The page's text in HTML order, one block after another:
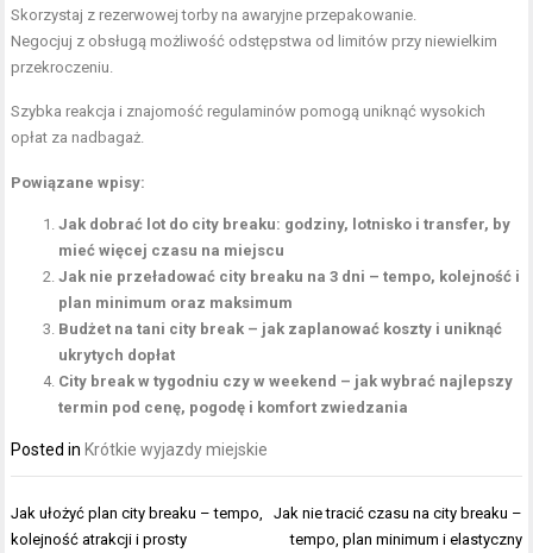
Skorzystaj z rezerwowej torby na awaryjne przepakowanie.
Negocjuj z obsługą możliwość odstępstwa od limitów przy niewielkim
przekroczeniu.
Szybka reakcja i znajomość regulaminów pomogą uniknąć wysokich
opłat za nadbagaż.
Powiązane wpisy:
Jak dobrać lot do city breaku: godziny, lotnisko i transfer, by
mieć więcej czasu na miejscu
Jak nie przeładować city breaku na 3 dni – tempo, kolejność i
plan minimum oraz maksimum
Budżet na tani city break – jak zaplanować koszty i uniknąć
ukrytych dopłat
City break w tygodniu czy w weekend – jak wybrać najlepszy
termin pod cenę, pogodę i komfort zwiedzania
Posted in Krótkie wyjazdy miejskie
Nawigacja
wpisu
Jak ułożyć plan city breaku – tempo,
kolejność atrakcji i prosty
Jak nie tracić czasu na city breaku –
tempo, plan minimum i elastyczny